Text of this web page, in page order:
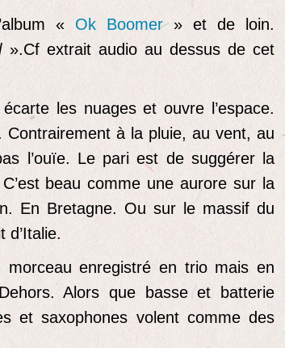
« Ok Boomer» et de loin.
».Cf extrait audio au dessus de cet
les nuages et ouvre l’espace.
à la pluie, au vent, au
l’ouïe. Le pari est de suggérer la
beau comme une aurore sur la
En Bretagne. Ou sur le massif du
d’Italie.
morceau enregistré en trio mais en
Alors que basse et batterie
et saxophones volent comme des